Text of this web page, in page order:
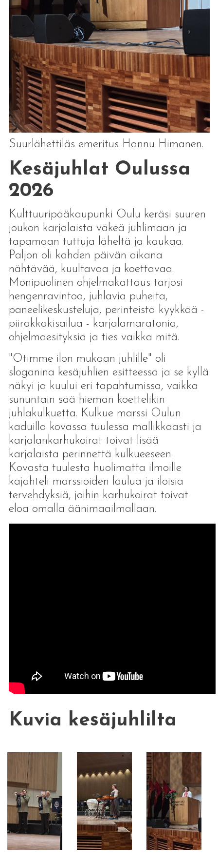
Suurlähettiläs emeritus Hannu Himanen.
Kesäjuhlat Oulussa
2026
Kulttuuripääkaupunki Oulu keräsi suuren
joukon karjalaista väkeä juhlimaan ja
tapamaan tuttuja läheltä ja kaukaa.
Paljon oli kahden päivän aikana
nähtävää, kuultavaa ja koettavaa.
Monipuolinen ohjelmakattaus tarjosi
hengenravintoa, juhlavia puheita,
paneelikeskusteluja, perinteistä kyykkää -
piirakkakisailua - karjalamaratonia,
ohjelmaesityksiä ja ties vaikka mitä.
"Otimme ilon mukaan juhlille" oli
sloganina kesäjuhlien esitteessä ja se kyllä
näkyi ja kuului eri tapahtumissa, vaikka
sununtain sää hieman koettelikin
juhlakulkuetta. Kulkue marssi Oulun
kaduilla kovassa tuulessa mallikkaasti ja
karjalankarhukoirat toivat lisää
karjalaista perinnettä kulkueeseen.
Kovasta tuulesta huolimatta ilmoille
kajahteli marssioiden laulua ja iloisia
tervehdyksiä, joihin karhukoirat toivat
eloa omalla äänimaailmallaan.
Kuvia kesäjuhlilta